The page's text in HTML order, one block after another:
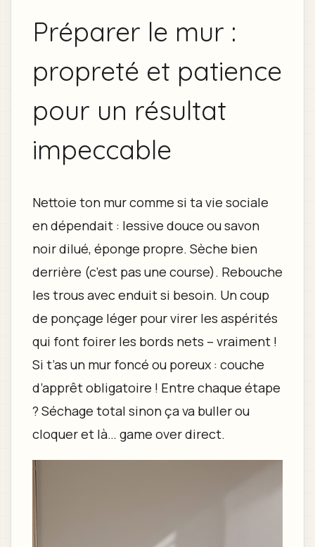
Préparer le mur :
propreté et patience
pour un résultat
impeccable
Nettoie ton mur comme si ta vie sociale
en dépendait : lessive douce ou savon
noir dilué, éponge propre. Sèche bien
derrière (c’est pas une course). Rebouche
les trous avec enduit si besoin. Un coup
de ponçage léger pour virer les aspérités
qui font foirer les bords nets – vraiment !
Si t’as un mur foncé ou poreux : couche
d’apprêt obligatoire ! Entre chaque étape
? Séchage total sinon ça va buller ou
cloquer et là… game over direct.